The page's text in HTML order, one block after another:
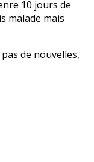
10 jours de
malade mais
de nouvelles,